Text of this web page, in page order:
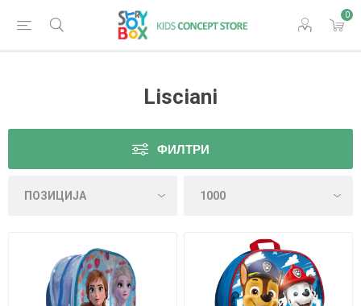
0
Lisciani
ФИЛТРИ